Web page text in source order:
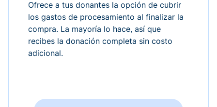
Ofrece a tus donantes la opción de cubrir
los gastos de procesamiento al finalizar la
compra. La mayoría lo hace, así que
recibes la donación completa sin costo
adicional.